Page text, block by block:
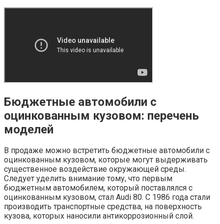
Бюджетные автомобили с
оцинкованным кузовом: перечень
моделей
В продаже можно встретить бюджетные автомобили с
оцинкованным кузовом, которые могут выдерживать
существенное воздействие окружающей среды.
Следует уделить внимание тому, что первым
бюджетным автомобилем, который поставлялся с
оцинкованным кузовом, стал Audi 80. С 1986 года стали
производить транспортные средства, на поверхность
кузова, которых наносили антикоррозионный слой.